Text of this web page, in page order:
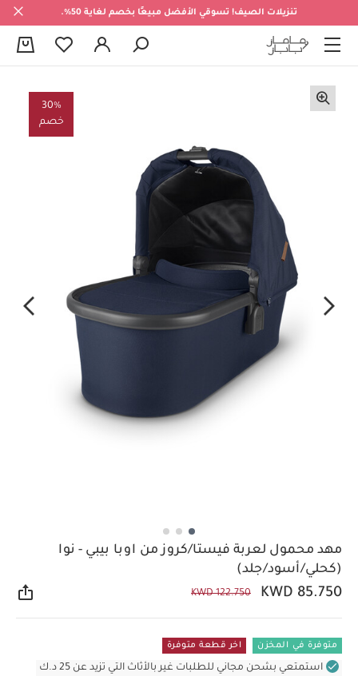
تنزيلات الصيف! تسوقي الأفضل مبيعًا بخصم لغاية 50%.
30%
خصم
مهد محمول لعربة فيستا/كروز من اوبا بيبي - نوا
(كحلي/أسود/جلد)
KWD 85.750
KWD 122.750
متوفرة في المخزن اخر قطعة متوفرة
استمتعي بشحن مجاني للطلبات غير بالأثاث التي تزيد عن 25 د.ك